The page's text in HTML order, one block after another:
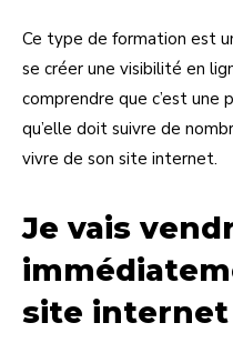
Ce type de formation est
se créer une visibilité en
comprendre que c’est
qu’elle doit suivre de
vivre de son site internet.
Je vais
site internet